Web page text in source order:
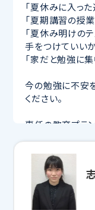
「夏休みに入った
「夏期講習の授
「夏休み明けの
手をつけていい
「家だと勉強に
今の勉強に不安
ください。
専任の教育プラ
完全マンツーマン
寧に教えてくれ
さらに、授業日
要科目の対策が